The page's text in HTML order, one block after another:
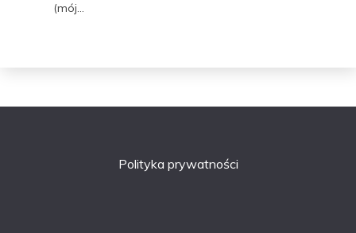
(mój…
Polityka prywatności